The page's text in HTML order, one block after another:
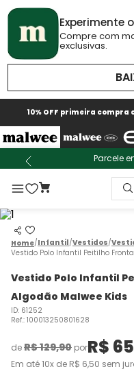
Experimente
Compre com
exclusivas.
10% OFF primeira compra
Parcele
Infantil Vestidos
Vestido Polo Infantil Peitilho
Vestido Polo Infantil
Algodão Malwee Kids
ID: 61252
Ref.: 100013250801628
deR$129,90 porR$ 65
Em até10x de R$ 6,50 sem